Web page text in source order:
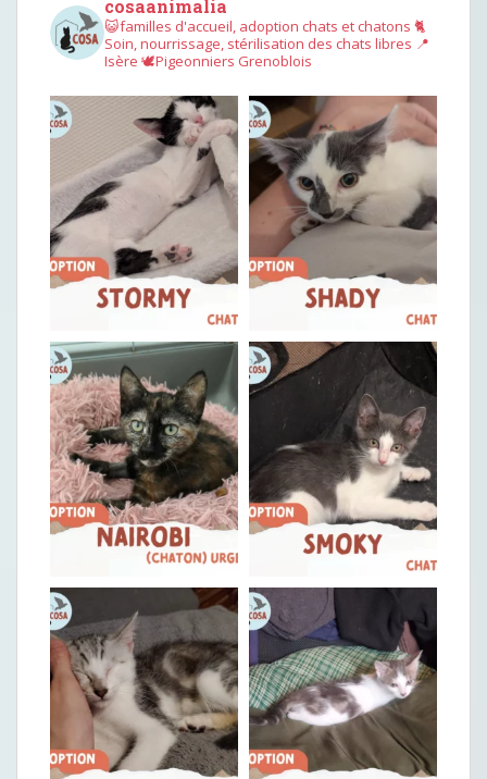
cosaanimalia
😺familles d'accueil, adoption chats et chatons 🐈
Soin, nourrissage, stérilisation des chats libres 📍
Isère 🕊︎Pigeonniers Grenoblois